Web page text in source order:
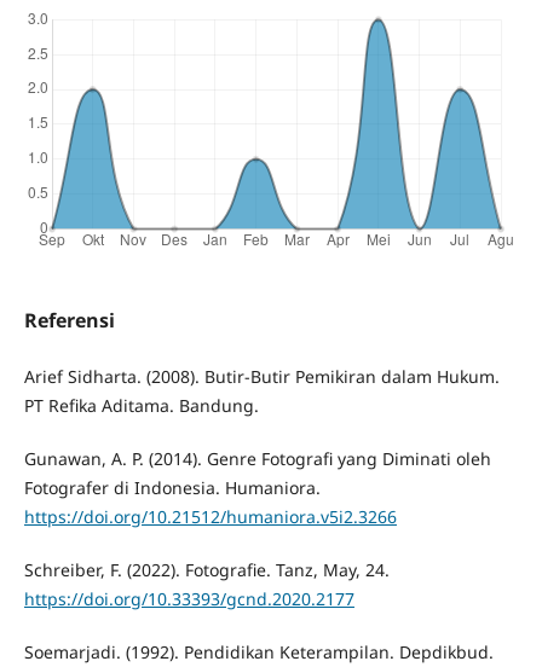
Referensi
Arief Sidharta. (2008). Butir-Butir Pemikiran dalam Hukum.
PT Refika Aditama. Bandung.
Gunawan, A. P. (2014). Genre Fotografi yang Diminati oleh
Fotografer di Indonesia. Humaniora.
https://doi.org/10.21512/humaniora.v5i2.3266
Schreiber, F. (2022). Fotografie. Tanz, May, 24.
https://doi.org/10.33393/gcnd.2020.2177
Soemarjadi. (1992). Pendidikan Keterampilan. Depdikbud.